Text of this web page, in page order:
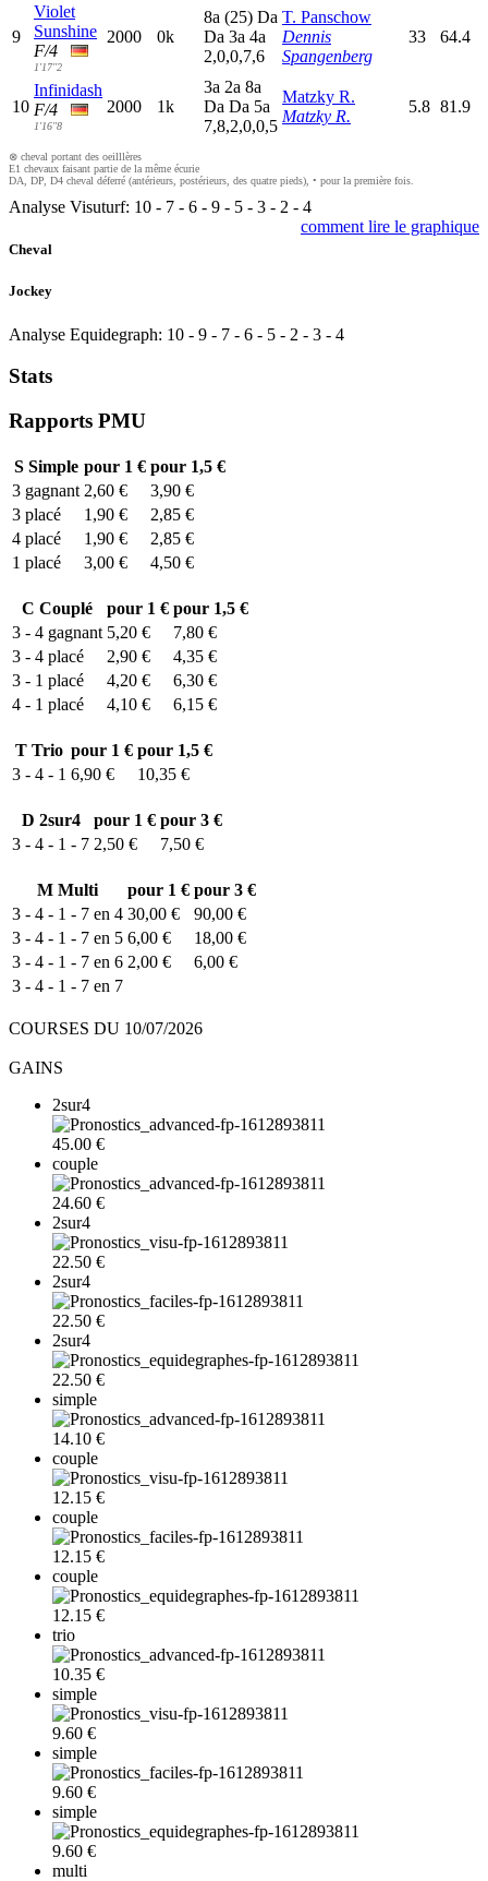
9
Violet
Sunshine
F/4
1'17"2
2000 0k
8a (25) Da
Da 3a 4a
2,0,0,7,6
T. Panschow
Dennis
Spangenberg
33 64.4
10
Infinidash
F/4
1'16"8
2000 1k
3a 2a 8a
Da Da 5a
7,8,2,0,0,5
Matzky R.
Matzky R.
5.8 81.9
⊗ cheval portant des oeilllères
E1 chevaux faisant partie de la même écurie
DA, DP, D4 cheval déferré (antérieurs, postérieurs, des quatre pieds), • pour la première fois.
Analyse Visuturf: 10 - 7 - 6 - 9 - 5 - 3 - 2 - 4
comment lire le graphique
Cheval
Jockey
Analyse Equidegraph: 10 - 9 - 7 - 6 - 5 - 2 - 3 - 4
Stats
Rapports PMU
SSimple pour 1 € pour 1,5 €
3 gagnant 2,60 €
3,90 €
3 placé 1,90 €
2,85 €
4 placé 1,90 €
2,85 €
1 placé 3,00 € 4,50 €
C Couplé pour 1 € pour 1,5 €
3 - 4 gagnant 5,20 €
7,80 €
3 - 4 placé 2,90 €
4,35 €
3 - 1 placé 4,20 €
6,30 €
4 - 1 placé 4,10 € 6,15 €
T Trio pour 1 € pour 1,5 €
3 - 4 - 1 6,90 € 10,35 €
D 2sur4 pour 1 € pour 3 €
3 - 4 - 1 - 7 2,50 € 7,50 €
M Multi pour 1 € pour 3 €
3 - 4 - 1 - 7 en 4 30,00 €
90,00 €
3 - 4 - 1 - 7 en 5 6,00 €
18,00 €
3 - 4 - 1 - 7 en 6 2,00 €
6,00 €
3 - 4 - 1 - 7 en 7
COURSES DU 10/07/2026
GAINS
2sur4
45.00 €
couple
24.60 €
2sur4
22.50 €
2sur4
22.50 €
2sur4
22.50 €
simple
14.10 €
couple
12.15 €
couple
12.15 €
couple
12.15 €
trio
10.35 €
simple
9.60 €
simple
9.60 €
simple
9.60 €
multi